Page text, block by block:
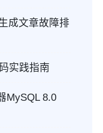
成文章故障排
实践指南
MySQL 8.0